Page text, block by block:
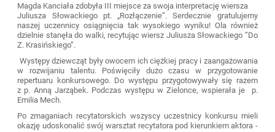
Magda Kanciała zdobyła III miejsce za swoja interpretację wiersza
Juliusza Słowackiego pt. „Rozłączenie”. Serdecznie gratulujemy
naszej uczennicy osiągnięcia tak wysokiego wyniku! Ola również
dzielnie stanęła do walki, recytując wiersz Juliusza Słowackiego ”Do
Z. Krasińskiego”.
Występy dziewcząt były owocem ich ciężkiej pracy i zaangażowania
w rozwijaniu talentu. Poświęciły dużo czasu w przygotowanie
repertuaru konkursowego. Do występu przygotowywały się razem
z p. Anną Jarząbek. Podczas występu w Zielonce, wspierała je p.
Emilia Mech.
Po zmaganiach recytatorskich wszyscy uczestnicy konkursu mieli
okazję udoskonalić swój warsztat recytatora pod kierunkiem aktora -